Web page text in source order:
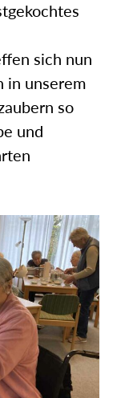
sich nun
in unserem
so
und